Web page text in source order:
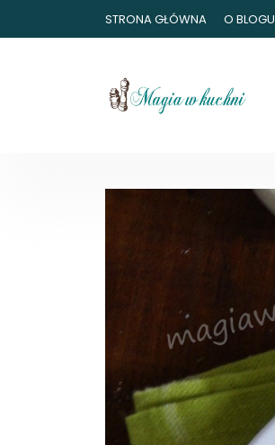
STRONA GŁÓWNA O BLOGU